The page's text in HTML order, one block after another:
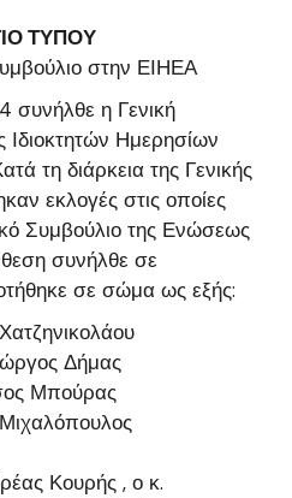
ΤΥΠΟΥ
στην ΕΙΗΕΑ
συνήλθε η Γενική
Ημερησίων
τη διάρκεια της Γενικής
εκλογές στις οποίες
Συμβούλιο της Ενώσεως
συνήλθε σε
σε σώμα ως εξής:
Δήμας
Μπούρας
Κουρής , ο κ.